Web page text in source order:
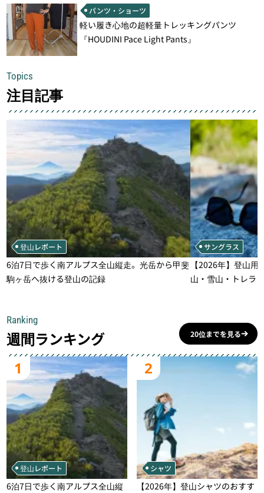
パンツ・ショーツ
軽い履き心地の超軽量トレッキングパンツ
『HOUDINI Pace Light Pants』
Topics
注目記事
登山レポート
6泊7日で歩く南アルプス全山縦走。光岳から甲斐
駒ヶ岳へ抜ける登山の記録
サングラス
【2026年】登山
山・雪山・トレラ
Ranking
週間ランキング 20位までを見る
1
登山レポート
6泊7日で歩く南アルプス全山縦
2
シャツ
【2026年】登山シャツのおすす